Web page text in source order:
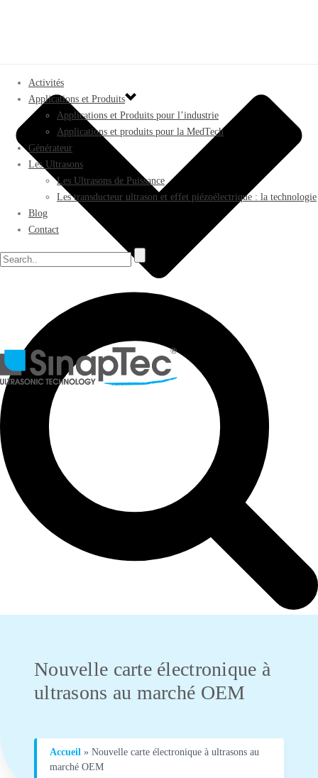
Activités
Applications et Produits
Applications et Produits pour l’industrie
Applications et produits pour la MedTech
Générateur
Les Ultrasons
Les Ultrasons de Puissance
Les transducteur ultrason et effet piézoélectrique : la technologie
Blog
Contact
Nouvelle carte électronique à
ultrasons au marché OEM
Accueil » Nouvelle carte électronique à ultrasons au
marché OEM